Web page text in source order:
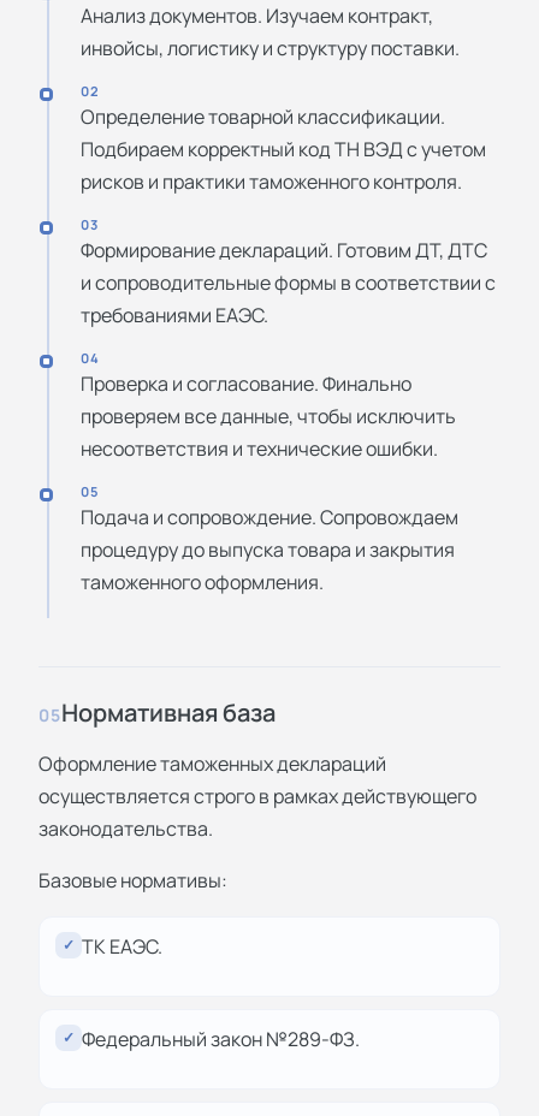
Анализ документов. Изучаем контракт,
инвойсы, логистику и структуру поставки.
02
Определение товарной классификации.
Подбираем корректный код ТН ВЭД с учетом
рисков и практики таможенного контроля.
03
Формирование деклараций. Готовим ДТ, ДТС
и сопроводительные формы в соответствии с
требованиями ЕАЭС.
04
Проверка и согласование. Финально
проверяем все данные, чтобы исключить
несоответствия и технические ошибки.
05
Подача и сопровождение. Сопровождаем
процедуру до выпуска товара и закрытия
таможенного оформления.
05Нормативная база
Оформление таможенных деклараций
осуществляется строго в рамках действующего
законодательства.
Базовые нормативы:
✓ ТК ЕАЭС.
✓ Федеральный закон №289-ФЗ.